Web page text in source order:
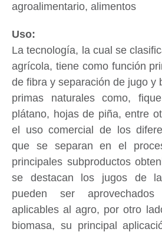
agroalimentario, alimentos
La tecnología, la cual se
agrícola, tiene como función
de fibra y separación de jugo y
primas naturales como,
plátano, hojas de piña, entre
el uso comercial de los
que se separan en el
principales subproductos
se destacan los jugos de
pueden ser
aplicables al agro, por otro
biomasa, su principal